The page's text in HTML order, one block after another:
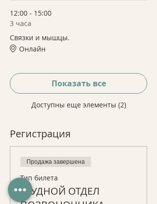
12:00 - 15:00
3 часа
Связки и мышцы.
Онлайн
Доступны еще элементы (2)
Показать все
Регистрация
Продажа завершена
Тип билета
ГРУДНОЙ ОТДЕЛ